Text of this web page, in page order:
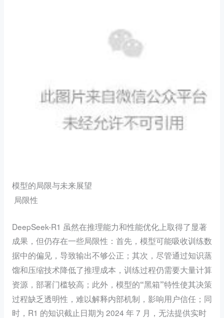
模型的局限与未来展望
局限性
DeepSeek-R1 虽然在推理能力和性能优化上取得了显著
成果，但仍存在一些局限性：首先，模型可能吸收训练数
据中的偏见，导致输出不够公正；其次，尽管通过知识蒸
馏和压缩技术降低了推理成本， 训练过程仍需要大量计算
资源，部署门槛较高 ；此外，模型的“黑箱”特性使其决策
过程缺乏透明性，难以解释内部机制，影响用户信任；同
时，R1 的知识截止日期为 2024 年 7 月， 无法提供实时